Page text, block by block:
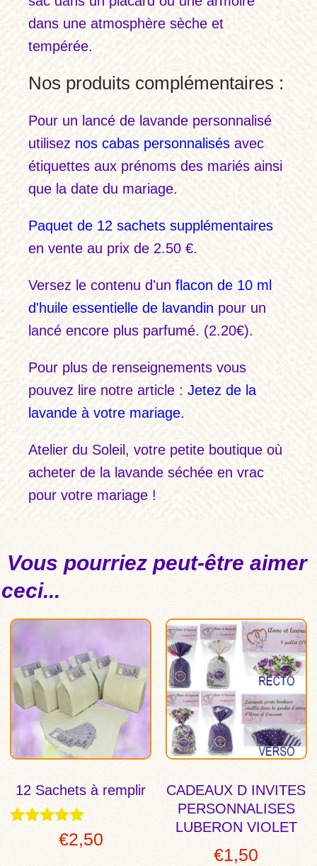
dans une atmosphère sèche et
tempérée.
Nos produits complémentaires :
Pour un lancé de lavande personnalisé
utilisez nos cabas personnalisés avec
étiquettes aux prénoms des mariés ainsi
que la date du mariage.
Paquet de 12 sachets supplémentaires
en vente au prix de 2.50 €.
Versez le contenu d'unflacon de 10 ml
d'huile essentielle de lavandin pour un
lancé encore plus parfumé. (2.20€).
Pour plus de renseignements vous
pouvez lire notre article :Jetez de la
lavande à votre mariage.
Atelier du Soleil, votre petite boutique où
acheter de la lavande séchée en vrac
pour votre mariage !
Vous pourriez peut-être aimer
ceci...
12 Sachets à remplir
Note€2,50
CADEAUX D INVITES
PERSONNALISES
LUBERON VIOLET
€1,50
Ce
produit
a
plusieurs
variations.
Les
options
peuvent
choisies
sur